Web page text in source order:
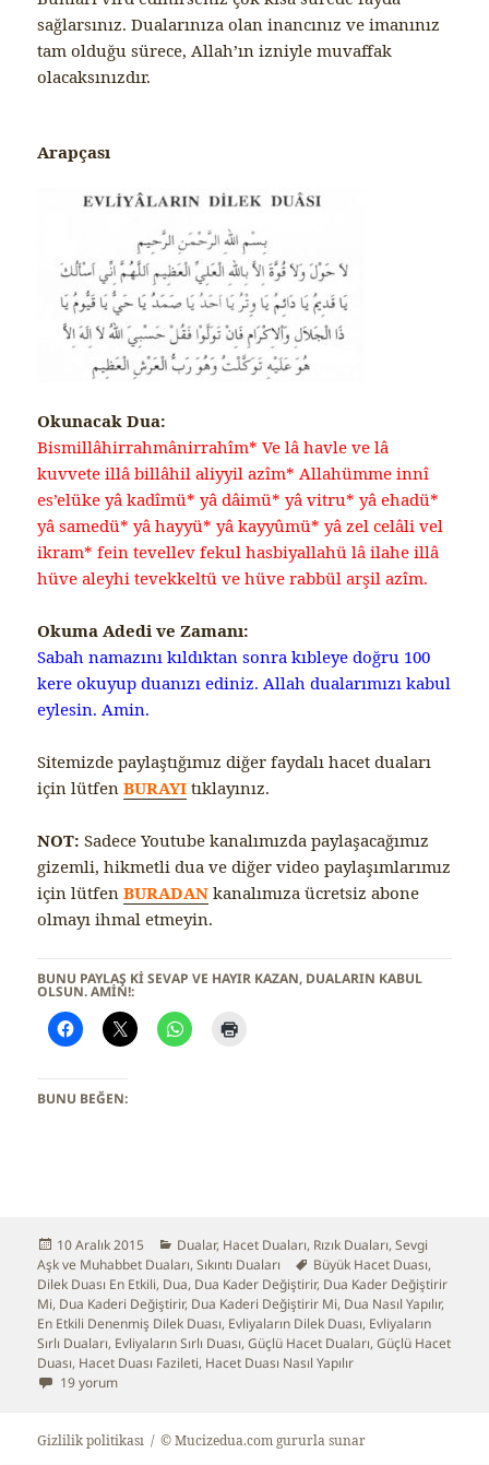
sağlarsınız. Dualarınıza olan inancınız ve imanınız
tam olduğu sürece, Allah’ın izniyle muvaffak
olacaksınızdır.
Arapçası
Okunacak Dua:
Bismillâhirrahmânirrahîm* Ve lâ havle ve lâ
kuvvete illâ billâhil aliyyil azîm* Allahümme innî
es’elüke yâ kadîmü* yâ dâimü* yâ vitru* yâ ehadü*
yâ samedü* yâ hayyü* yâ kayyûmü* yâ zel celâli vel
ikram* fein tevellev fekul hasbiyallahü lâ ilahe illâ
hüve aleyhi tevekkeltü ve hüve rabbül arşil azîm.
Okuma Adedi ve Zamanı:
Sabah namazını kıldıktan sonra kıbleye doğru 100
kere okuyup duanızı ediniz. Allah dualarımızı kabul
eylesin. Amin.
Sitemizde paylaştığımız diğer faydalı hacet duaları
için lütfenBURAYI tıklayınız.
NOT: Sadece Youtube kanalımızda paylaşacağımız
gizemli, hikmetli dua ve diğer video paylaşımlarımız
için lütfenBURADAN kanalımıza ücretsiz abone
olmayı ihmal etmeyin.
BUNU PAYLAŞ KI SEVAP VE HAYIR KAZAN, DUALARIN KABUL
OLSUN. AMİN!:
BUNU BEĞEN:
Yayın
tarihi
10 Aralık 2015 Kategoriler
Dualar, Hacet Duaları, Rızık Duaları,Sevgi
Aşk ve Muhabbet Duaları,Sıkıntı Duaları Etiketler
Büyük Hacet Duası,
Dilek Duası En Etkili, Dua, Dua Kader Değiştirir, Dua Kader Değiştirir
Mi, Dua Kaderi Değiştirir, Dua Kaderi Değiştirir Mi, Dua Nasıl Yapılır,
En Etkili Denenmiş Dilek Duası, Evliyaların Dilek Duası, Evliyaların
Sırlı Duaları, Evliyaların Sırlı Duası,Güçlü Hacet Duaları,Güçlü Hacet
Duası, Hacet Duası Fazileti, Hacet Duası Nasıl Yapılır
Evliyaların Hacet Duası için
19 yorum
Gizlilik politikası © Mucizedua.com gururla sunar